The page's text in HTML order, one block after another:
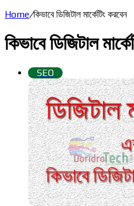
Home/কিভাবে ডিজিটাল মার্কেটিং করবেন
কিভাবে ডিজিটাল
SEO